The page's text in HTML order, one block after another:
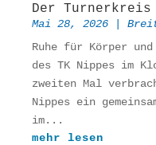
Der
Mai 28, 2026 |
Ruhe für Körper und
des TK Nippes im
zweiten Mal
Nippes ein
im...
mehr lesen